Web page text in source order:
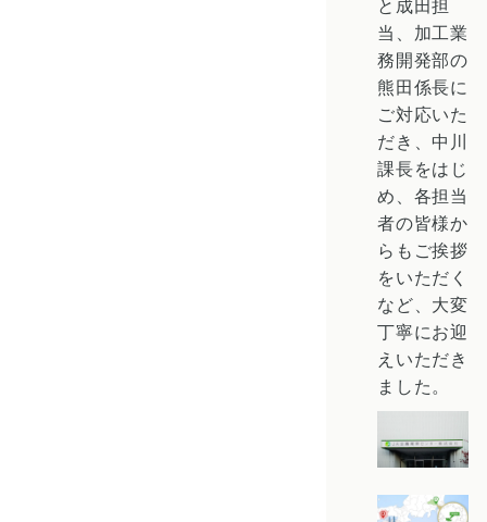
と成田担
当、加工業
務開発部の
熊田係長に
ご対応いた
だき、中川
課長をはじ
め、各担当
者の皆様か
らもご挨拶
をいただく
など、大変
丁寧にお迎
えいただき
ました。